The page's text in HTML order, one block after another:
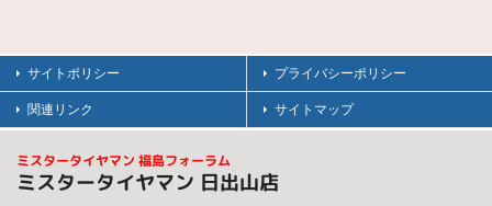
サイトポリシー プライバシーポリシー
関連リンク サイトマップ
ミスタータイヤマン 福島フォーラム
ミスタータイヤマン 日出山店